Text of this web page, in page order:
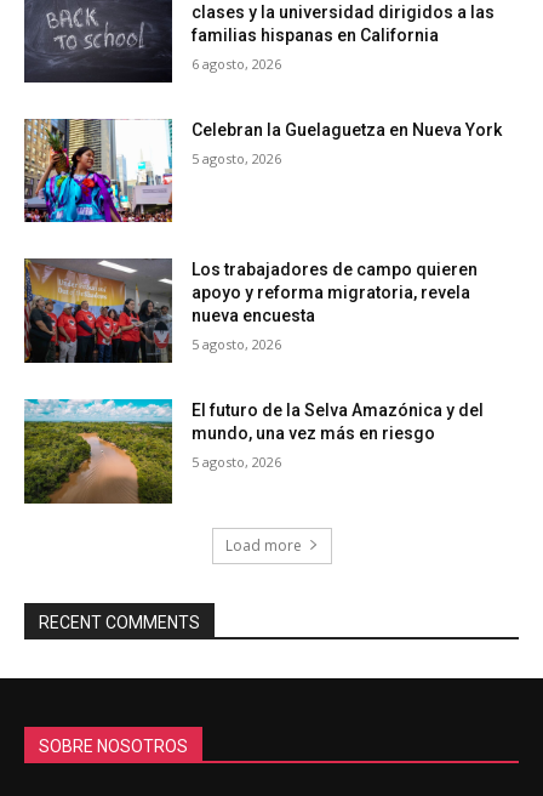
clases y la universidad dirigidos a las
familias hispanas en California
6 agosto, 2026
Celebran la Guelaguetza en Nueva York
5 agosto, 2026
Los trabajadores de campo quieren
apoyo y reforma migratoria, revela
nueva encuesta
5 agosto, 2026
El futuro de la Selva Amazónica y del
mundo, una vez más en riesgo
5 agosto, 2026
Load more
RECENT COMMENTS
SOBRE NOSOTROS